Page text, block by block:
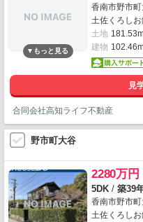
香南市野市
土佐くろし
土地
建物
見
合同会社高知ライフ不動産
野市町大谷
2280万円
5DK / 築39
香南市野市
土佐くろし